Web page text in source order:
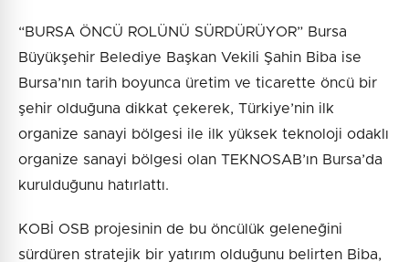
“BURSA ÖNCÜ ROLÜNÜ SÜRDÜRÜYOR” Bursa
Büyükşehir Belediye Başkan Vekili Şahin Biba ise
Bursa’nın tarih boyunca üretim ve ticarette öncü bir
şehir olduğuna dikkat çekerek, Türkiye’nin ilk
organize sanayi bölgesi ile ilk yüksek teknoloji odaklı
organize sanayi bölgesi olan TEKNOSAB’ın Bursa’da
kurulduğunu hatırlattı.
KOBİ OSB projesinin de bu öncülük geleneğini
sürdüren stratejik bir yatırım olduğunu belirten Biba,